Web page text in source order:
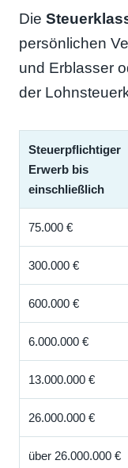
Die
persönlichen
und Erblasser
der
Steuerpflichtiger
Erwerb bis
einschließlich
75.000 €
300.000 €
600.000 €
6.000.000 €
13.000.000 €
26.000.000 €
über 26.000.000 €